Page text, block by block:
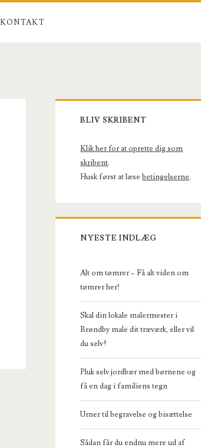
KONTAKT
Primary
Sidebar
BLIV SKRIBENT
Klik her for at oprette dig som
skribent.
Husk først at læsebetingelserne.
NYESTE INDLÆG
Alt om tømrer – Få alt viden om
tømrer her!
Skal din lokale malermester i
Brøndby male dit træværk, eller vil
du selv?
Pluk selv jordbær med børnene og
få en dag i familiens tegn
Urner til begravelse og bisættelse
Sådan får du endnu mere ud af